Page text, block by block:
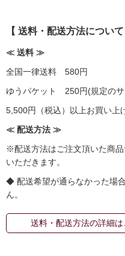
【 送料・配送方法について
≪ 送料 ≫
全国一律送料 580円
ゆうパケット 250円(規定のサ
5,500円（税込）以上お買い上
≪ 配送方法 ≫
※配送方法はご注文頂いた商
いただきます。
◆ 配送希望が通らなかった場
ん。
送料・配送方法の詳細は